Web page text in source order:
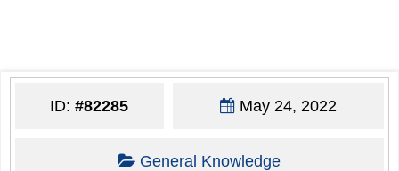
ID:#82285 May 24, 2022
General Knowledge